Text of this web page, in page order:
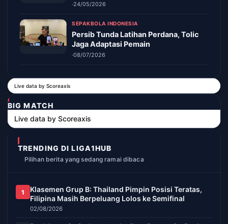
·24/05/2026
SEPAKBOLA INDONESIA
Persib Tunda Latihan Perdana, Tolic
Jaga Adaptasi Pemain
·08/07/2026
Live data by Scoreaxis
BIG MATCH
Live data by Scoreaxis
TRENDING DI LIGA1HUB
Pilihan berita yang sedang ramai dibaca
1
Klasemen Grup B: Thailand Pimpin Posisi Teratas,
Filipina Masih Berpeluang Lolos ke Semifinal
02/08/2026